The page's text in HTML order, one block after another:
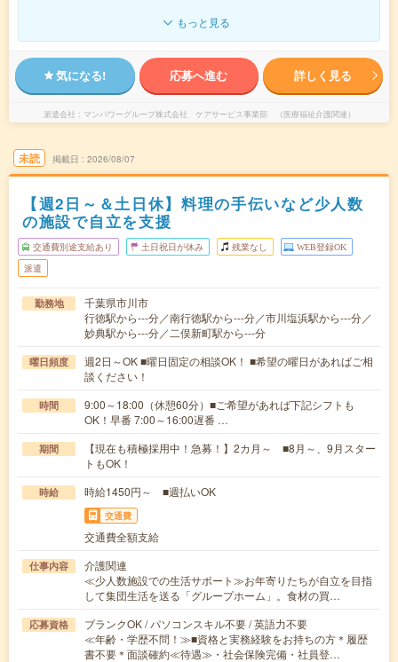
もっと見る
気になる! 応募へ進む 詳しく見る
派遣会社 マンパワーグループ株式会社 ケアサービス事業部 （医療福祉介護関連）
未読 掲載日 2026/08/07
【週2日～＆土日休】料理の手伝いなど少人数
の施設で自立を支援
交通費別途支給あり 土日祝日が休み 残業なし WEB登録OK
派遣
勤務地
千葉県市川市
行徳駅から---分／南行徳駅から---分／市川塩浜駅から---分／
妙典駅から---分／二俣新町駅から---分
曜日頻度
週2日～OK ■曜日固定の相談OK！ ■希望の曜日があればご相
談ください！
時間
9:00～18:00（休憩60分）■ご希望があれば下記シフトも
OK！早番 7:00～16:00遅番 …
期間
【現在も積極採用中！急募！】2カ月～ ■8月～、9月スター
トもOK！
時給 時給1450円～ ■週払いOK
交通費
交通費全額支給
仕事内容
介護関連
≪少人数施設での生活サポート≫お年寄りたちが自立を目指
して集団生活を送る「グループホーム」。食材の買…
応募資格
ブランクOK / パソコンスキル不要 / 英語力不要
≪年齢・学歴不問！≫■資格と実務経験をお持ちの方＊履歴
書不要＊面談確約≪待遇≫・社会保険完備・社員登…